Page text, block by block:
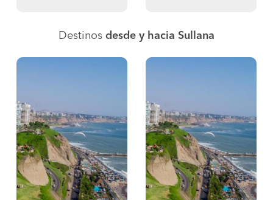
Destinos desde y hacia Sullana